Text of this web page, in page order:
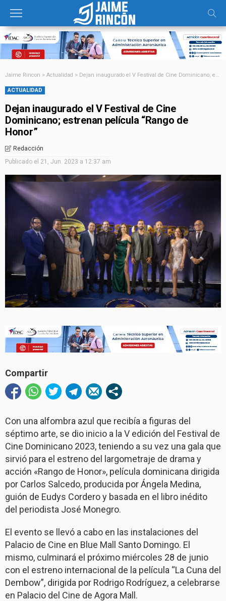
Jaime Rincon > Actualidad > Dejan inaugurado el V Festival de Cine Dominicano; estrenan película “Rango de Honor”
ACTUALIDAD
Dejan inaugurado el V Festival de Cine
Dominicano; estrenan película “Rango de
Honor”
Redacción
Publicado el 21, Jun. 2023 a 12:37 am
Compartir
Con una alfombra azul que recibía a figuras del
séptimo arte, se dio inicio a la V edición del Festival de
Cine Dominicano 2023, teniendo a su vez una gala que
sirvió para el estreno del largometraje de drama y
acción «Rango de Honor», película dominicana dirigida
por Carlos Salcedo, producida por Ángela Medina,
guión de Eudys Cordero y basada en el libro inédito
del periodista José Monegro.
El evento se llevó a cabo en las instalaciones del
Palacio de Cine en Blue Mall Santo Domingo. El
mismo, culminará el próximo miércoles 28 de junio
con el estreno internacional de la película “La Cuna del
Dembow”, dirigida por Rodrigo Rodríguez, a celebrarse
en Palacio del Cine de Agora Mall.